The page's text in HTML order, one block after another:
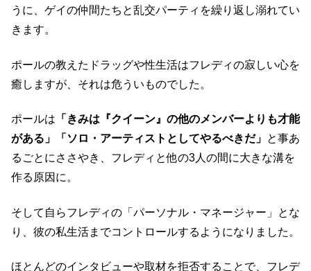
うに、ゲイの仲間たちと乱交パーティを繰り返し溺れてい
きます。
ポールの教えたドラッグや性生活はフレディの寂しい心を
癒しますが、それは危ういものでした。
ポールは 「きみは『クイーン』の他のメンバーよりも才能
がある」「ソロ・アーティストとしてやるべきだ」 と事あ
るごとにささやき、フレディと他の3人の間に大きな溝を
作る原因に。
そして自らフレディの「パーソナル・マネージャー」とな
り、彼の私生活までコントロールするようになりました。
ほとんどのインタビューや取材を拒否することで、フレデ